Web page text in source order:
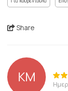
Share
KM